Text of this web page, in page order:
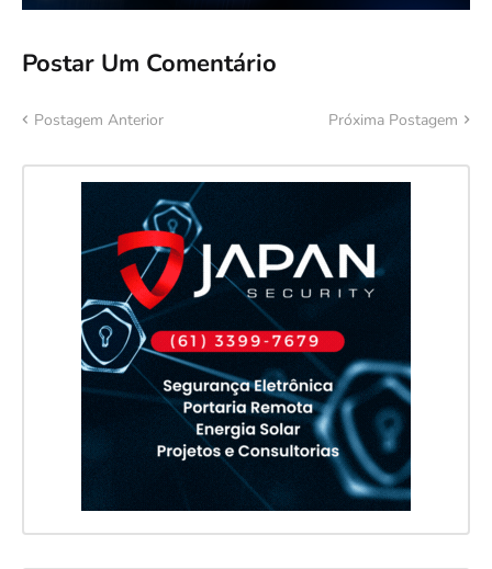
Postar Um Comentário
Postagem Anterior Próxima Postagem